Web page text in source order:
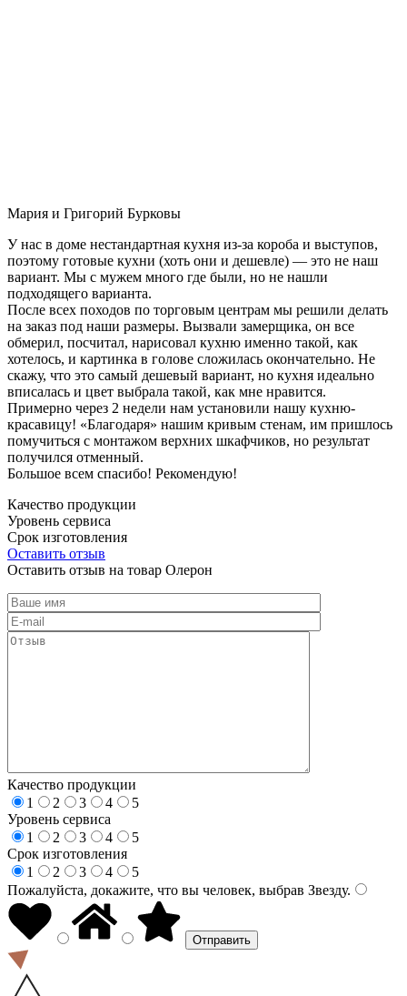
Мария и Григорий Бурковы
У нас в доме нестандартная кухня из-за короба и выступов,
поэтому готовые кухни (хоть они и дешевле) — это не наш
вариант. Мы с мужем много где были, но не нашли
подходящего варианта.
После всех походов по торговым центрам мы решили делать
на заказ под наши размеры. Вызвали замерщика, он все
обмерил, посчитал, нарисовал кухню именно такой, как
хотелось, и картинка в голове сложилась окончательно. Не
скажу, что это самый дешевый вариант, но кухня идеально
вписалась и цвет выбрала такой, как мне нравится.
Примерно через 2 недели нам установили нашу кухню-
красавицу! «Благодаря» нашим кривым стенам, им пришлось
помучиться с монтажом верхних шкафчиков, но результат
получился отменный.
Большое всем спасибо! Рекомендую!
Качество продукции
Уровень сервиса
Срок изготовления
Оставить отзыв
Оставить отзыв на товар Олерон
Качество продукции
1
2 3 4
5
Уровень сервиса
1
2 3 4
5
Срок изготовления
1
2 3 4
5
Пожалуйста, докажите, что вы человек, выбрав Звезду.